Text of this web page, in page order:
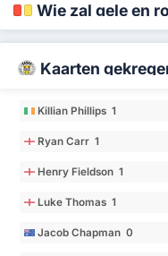
Wie zal gele en
Kaarten
Killian Phillips 1
Ryan Carr 1
Henry Fieldson 1
Luke Thomas 1
Jacob Chapman 0